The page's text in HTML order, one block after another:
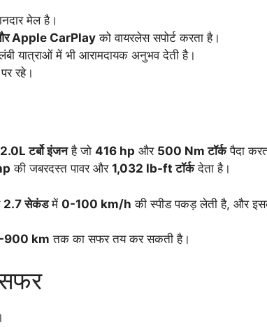
मेल है।
Apple CarPlayको वायरलेस सपोर्ट करता है।
यात्राओं में भी आरामदायक अनुभव देती है।
रहे।
2.0L टर्बो इंजनहै जो 416 hp और 500 Nm टॉर्कपैदा
की जबरदस्त पावर और 1,032 lb-ft टॉर्कदेता है।
2.7 सेकंडमें 0-100 km/h की स्पीड पकड़ लेती है, और
km तक का सफर तय कर सकती है।